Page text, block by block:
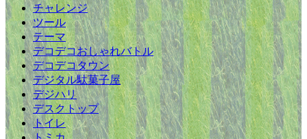
チャレンジ
ツール
テーマ
デコデコおしゃれバトル
デコデコタウン
デジタル駄菓子屋
デジハリ
デスクトップ
トイレ